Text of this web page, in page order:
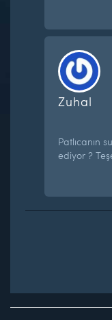
Zuhal
Patlıcanın
ediyor ?